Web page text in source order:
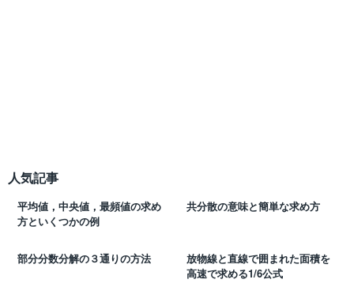
人気記事
平均値，中央値，最頻値の求め
方といくつかの例
共分散の意味と簡単な求め方
部分分数分解の３通りの方法
放物線と直線で囲まれた面積を
高速で求める1/6公式